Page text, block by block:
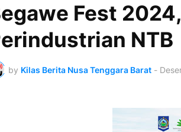
Fest
NTB
by Kilas Berita Nusa Tenggara Barat -